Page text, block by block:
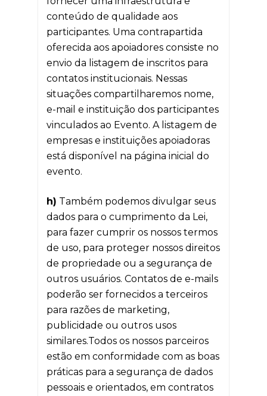
conteúdo de qualidade aos
participantes. Uma contrapartida
oferecida aos apoiadores consiste no
envio da listagem de inscritos para
contatos institucionais. Nessas
situações compartilharemos nome,
e-mail e instituição dos participantes
vinculados ao Evento. A listagem de
empresas e instituições apoiadoras
está disponível na página inicial do
evento.
h) Também podemos divulgar seus
dados para o cumprimento da Lei,
para fazer cumprir os nossos termos
de uso, para proteger nossos direitos
de propriedade ou a segurança de
outros usuários. Contatos de e-mails
poderão ser fornecidos a terceiros
para razões de marketing,
publicidade ou outros usos
similares.Todos os nossos parceiros
estão em conformidade com as boas
práticas para a segurança de dados
pessoais e orientados, em contratos